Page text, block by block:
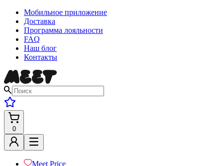
Мобильное приложение
Доставка
Программа лояльности
FAQ
Наш блог
Контакты
0
Meet Price